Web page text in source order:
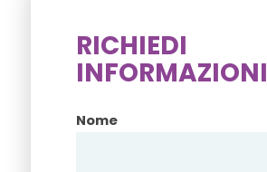
RICHIEDI
INFORMAZIONI
Nome